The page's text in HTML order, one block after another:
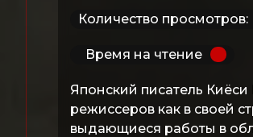
Количество просмотров:
Время на чтение
Японский писатель
режиссеров как в своей
выдающиеся работы в